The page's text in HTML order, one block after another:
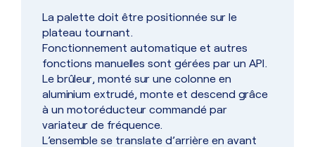
La palette doit être positionnée sur le
plateau tournant.
Fonctionnement automatique et autres
fonctions manuelles sont gérées par un API.
Le brûleur, monté sur une colonne en
aluminium extrudé, monte et descend grâce
à un motoréducteur commandé par
variateur de fréquence.
L’ensemble se translate d’arrière en avant